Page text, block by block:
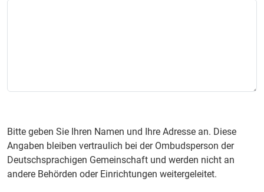
Bitte geben Sie Ihren Namen und Ihre Adresse an. Diese
Angaben bleiben vertraulich bei der Ombudsperson der
Deutschsprachigen Gemeinschaft und werden nicht an
andere Behörden oder Einrichtungen weitergeleitet.